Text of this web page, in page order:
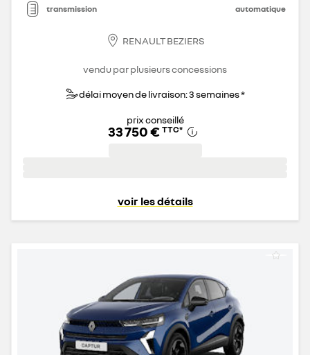
transmission automatique
RENAULT BEZIERS
vendu par plusieurs concessions
délai moyen de livraison: 3 semaines *
prix conseillé
33 750 € TTC*
voir les détails